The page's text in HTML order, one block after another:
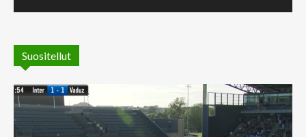
Suositellut